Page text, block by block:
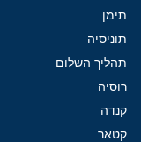
תימן
תוניסיה
תהליך השלום
רוסיה
קנדה
קטאר